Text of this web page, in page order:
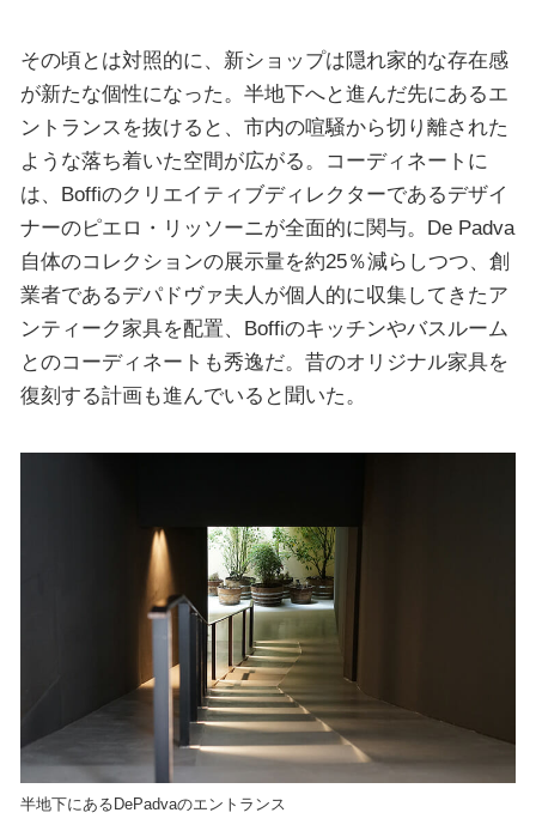
その頃とは対照的に、新ショップは隠れ家的な存在感
が新たな個性になった。半地下へと進んだ先にあるエ
ントランスを抜けると、市内の喧騒から切り離された
ような落ち着いた空間が広がる。コーディネートに
は、Boffiのクリエイティブディレクターであるデザイ
ナーのピエロ・リッソーニが全面的に関与。De Padva
自体のコレクションの展示量を約25％減らしつつ、創
業者であるデパドヴァ夫人が個人的に収集してきたア
ンティーク家具を配置、Boffiのキッチンやバスルーム
とのコーディネートも秀逸だ。昔のオリジナル家具を
復刻する計画も進んでいると聞いた。
半地下にあるDePadvaのエントランス